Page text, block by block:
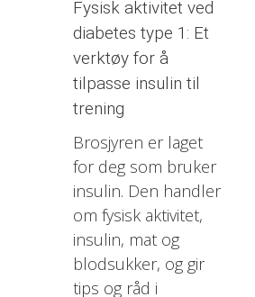
Fysisk aktivitet ved
diabetes type 1: Et
verktøy for å
tilpasse insulin til
trening
Brosjyren er laget
for deg som bruker
insulin. Den handler
om fysisk aktivitet,
insulin, mat og
blodsukker, og gir
tips og råd i